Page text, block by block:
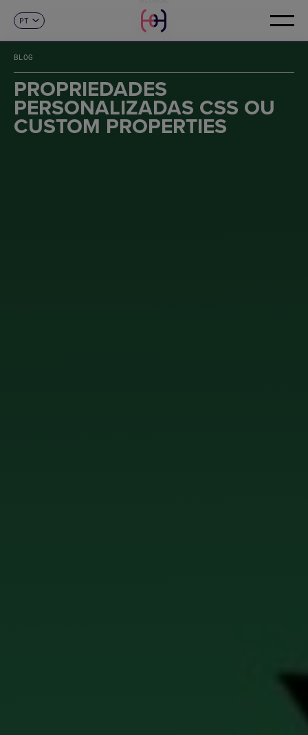
EN
FR
DE
IT
PT
CONTACTO
BLOG
PROPRIEDADES
PERSONALIZADAS CSS OU
CUSTOM PROPERTIES